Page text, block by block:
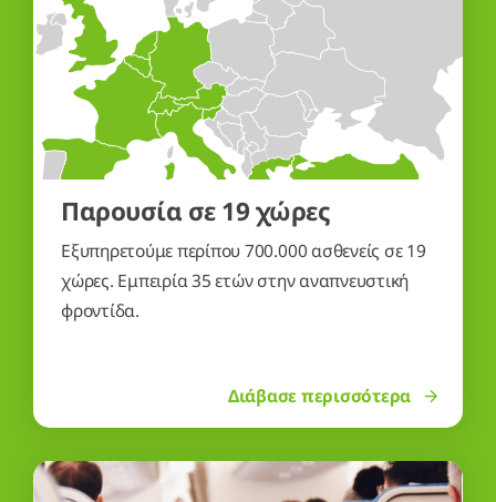
Παρουσία σε 19 χώρες
Εξυπηρετούμε περίπου 700.000 ασθενείς σε 19
χώρες. Εμπειρία 35 ετών στην αναπνευστική
φροντίδα.
Διάβασε περισσότερα